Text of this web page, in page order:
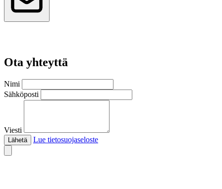
Ota yhteyttä
Nimi
Sähköposti
Viesti
Lähetä Lue tietosuojaseloste